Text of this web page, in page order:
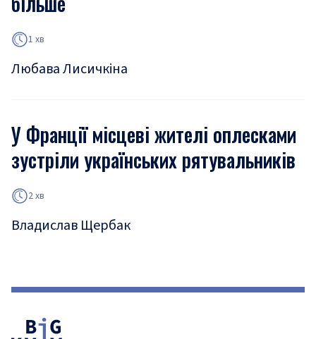
1 хв
Любава Лисичкіна
У Франції місцеві жителі оплесками
зустріли українських рятувальників
2 хв
Владислав Щербак